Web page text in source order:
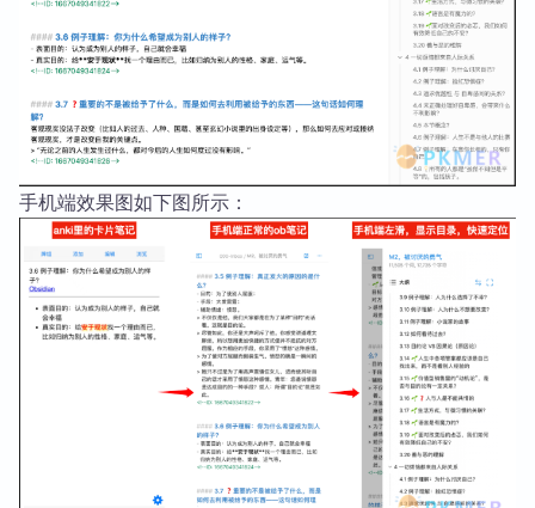
手机端效果图如下图所示：